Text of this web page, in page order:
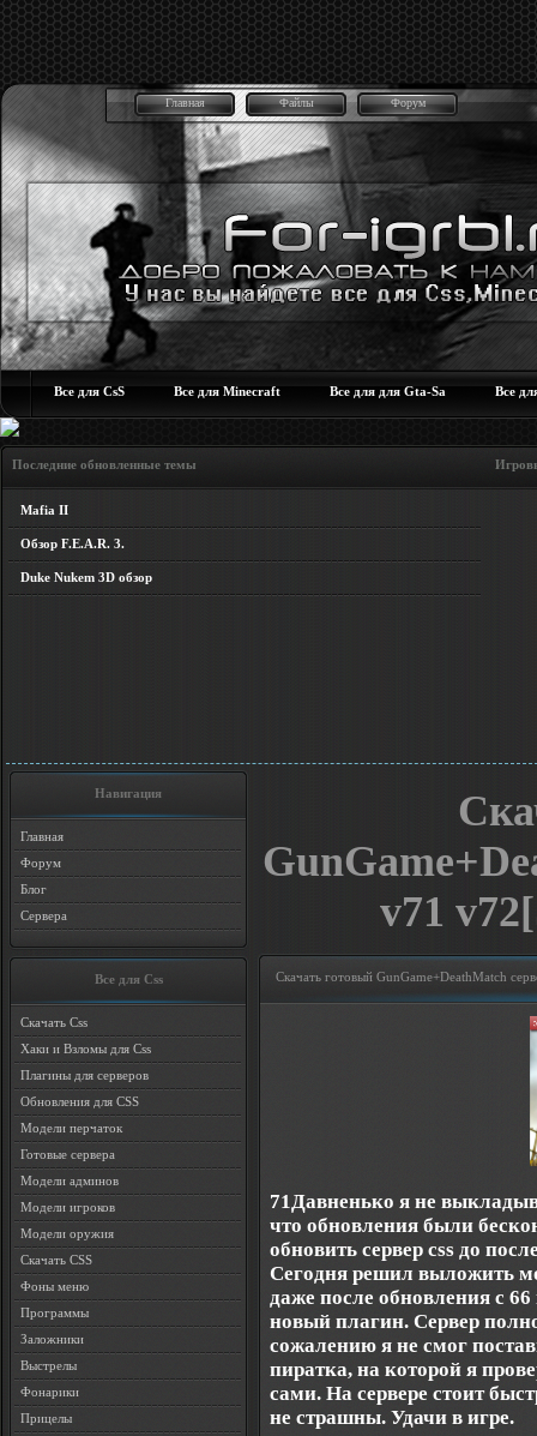
Главная Файлы Форум
Все для CsS Все для Minecraft Все для для Gta-Sa Все
Последние обновленные темы Игровые
Mafia II
Обзор F.E.A.R. 3.
Duke Nukem 3D обзор
Навигация
Главная
Форум
Блог
Сервера
Все для Css
Скачать Css
Хаки и Взломы для Css
Плагины для серверов
Обновления для CSS
Модели перчаток
Готовые сервера
Модели админов
Модели игроков
Модели оружия
Скачать CSS
Фоны меню
Программы
Заложники
Выстрелы
Фонарики
Прицелы
v71
Скачать готовый GunGame+DeathMatch
71Давненько я не
что обновления были
обновить сервер css до
Сегодня решил выложить
даже после обновления с
новый плагин. Сервер
сожалению я не смог
пиратка, на которой я
сами. На сервере стоит
не страшны. Удачи в игре.